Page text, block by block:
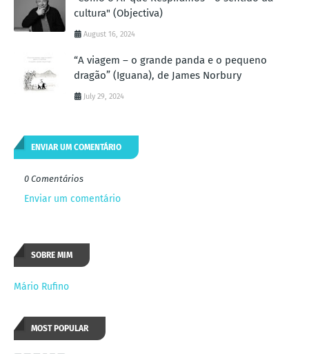
cultura" (Objectiva)
August 16, 2024
“A viagem – o grande panda e o pequeno
dragão” (Iguana), de James Norbury
July 29, 2024
ENVIAR UM COMENTÁRIO
0 Comentários
Enviar um comentário
SOBRE MIM
Mário Rufino
MOST POPULAR